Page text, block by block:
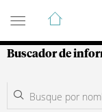
Guía de
Buscador de